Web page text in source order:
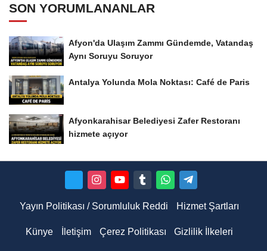
SON YORUMLANANLAR
Afyon'da Ulaşım Zammı Gündemde, Vatandaş
Aynı Soruyu Soruyor
Antalya Yolunda Mola Noktası: Café de Paris
Afyonkarahisar Belediyesi Zafer Restoranı
hizmete açıyor
Yayın Politikası / Sorumluluk Reddi Hizmet Şartları
Künye İletişim Çerez Politikası Gizlilik İlkeleri